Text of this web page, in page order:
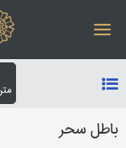
باطل سحر